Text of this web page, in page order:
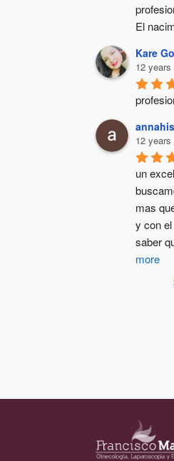
El
Kare
12 years
12 years
un
mas
y con
saber
more